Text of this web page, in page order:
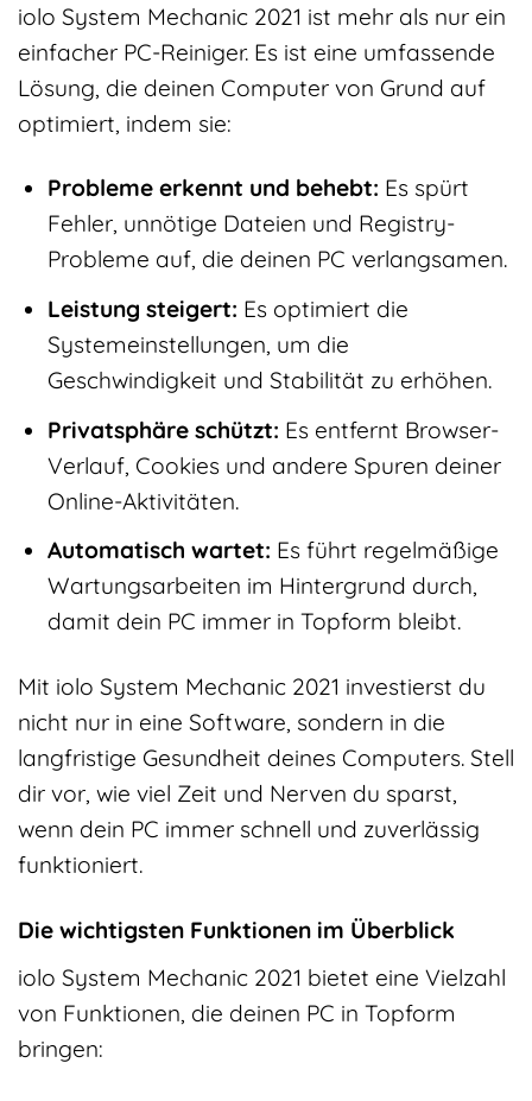
iolo System Mechanic 2021 ist mehr als nur ein
einfacher PC-Reiniger. Es ist eine umfassende
Lösung, die deinen Computer von Grund auf
optimiert, indem sie:
Probleme erkennt und behebt: Es spürt
Fehler, unnötige Dateien und Registry-
Probleme auf, die deinen PC verlangsamen.
Leistung steigert: Es optimiert die
Systemeinstellungen, um die
Geschwindigkeit und Stabilität zu erhöhen.
Privatsphäre schützt: Es entfernt Browser-
Verlauf, Cookies und andere Spuren deiner
Online-Aktivitäten.
Automatisch wartet: Es führt regelmäßige
Wartungsarbeiten im Hintergrund durch,
damit dein PC immer in Topform bleibt.
Mit iolo System Mechanic 2021 investierst du
nicht nur in eine Software, sondern in die
langfristige Gesundheit deines Computers. Stell
dir vor, wie viel Zeit und Nerven du sparst,
wenn dein PC immer schnell und zuverlässig
funktioniert.
Die wichtigsten Funktionen im Überblick
iolo System Mechanic 2021 bietet eine Vielzahl
von Funktionen, die deinen PC in Topform
bringen: